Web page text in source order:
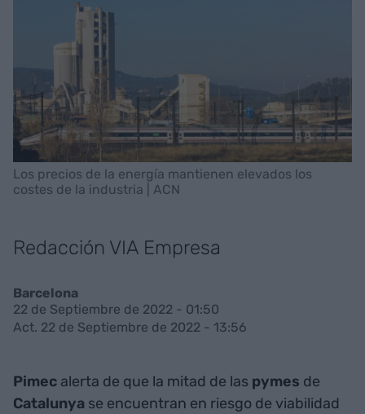
Los precios de la energía mantienen elevados los
costes de la industria | ACN
Redacción VIA Empresa
Barcelona
22 de Septiembre de 2022 - 01:50
Act. 22 de Septiembre de 2022 - 13:56
Pimec alerta de que la mitad de las pymes de
Catalunya se encuentran en riesgo de viabilidad